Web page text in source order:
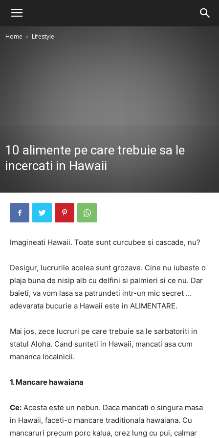
Home Lifestyle
10 alimente pe care trebuie sa le
incercati in Hawaii
Imagineati Hawaii. Toate sunt curcubee si cascade, nu?
Desigur, lucrurile acelea sunt grozave. Cine nu iubeste o
plaja buna de nisip alb cu delfini si palmieri si ce nu. Dar
baieti, va vom lasa sa patrundeti intr-un mic secret …
adevarata bucurie a Hawaii este in ALIMENTARE.
Mai jos, zece lucruri pe care trebuie sa le sarbatoriti in
statul Aloha. Cand sunteti in Hawaii, mancati asa cum
mananca localnicii.
1. Mancare hawaiana
Ce: Acesta este un nebun. Daca mancati o singura masa
in Hawaii, faceti-o mancare traditionala hawaiana. Cu
mancaruri precum porc kalua, orez lung cu pui, calmar